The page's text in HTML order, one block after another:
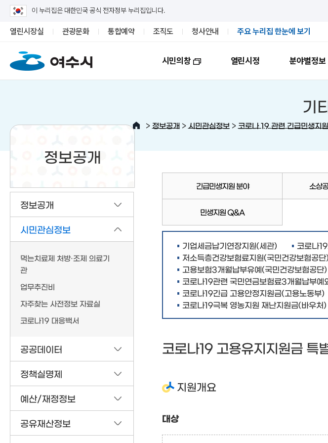
이 누리집은 대한민국 공식 전자정부 누리집입니다.
열린시장실 관광문화 통합예약 조직도 청사안내 주요 누리집 한눈에 보기
시민의창 열린시정 분야별정보
정보공개
정보공개
시민관심정보
먹는치료제 처방·조제 의료기
관
업무추진비
자주찾는 사전정보 자료실
코로나19 대응백서
공공데이터
정책실명제
예산/재정정보
공유재산정보
기
> 정보공개> 시민관심정보 > 코로나 19 관련 긴급민생지
긴급민생지원 분야 소상
민생지원 Q&A
기업세금납기연장지원(세관) 코로나
저소득층건강보험료지원(국민건강보험공단)
고용보험3개월납부유예(국민건강보험공단)
코로나19관련 국민연금보험료3개월납부예
코로나19긴급 고용안정지원금(고용노동부)
코로나19극복 영농지원 재난지원금(바우처)
코로나19 고용유지지원금 특
지원개요
대상